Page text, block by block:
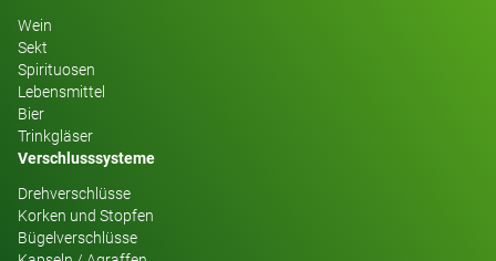
Wein
Sekt
Spirituosen
Lebensmittel
Bier
Trinkgläser
Verschlusssysteme
Drehverschlüsse
Korken und Stopfen
Bügelverschlüsse